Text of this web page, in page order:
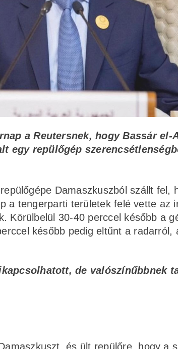
a Reutersnek, hogy Bassár el-
egy repülőgép
Damaszkuszból szállt fel,
a tengerparti területek felé vette az
Körülbelül 30-40 perccel később a
később pedig eltűnt a radarról,
de valószínűbbnek
és ült repülőre, hogy a